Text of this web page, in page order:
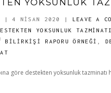
YOKSUNLUK
| 4 NISAN 2020 |
LEAVE A
YOKSUNLUK
BILIRKIŞI RAPORU ÖRNEĞI
göre destekten yoksunluk